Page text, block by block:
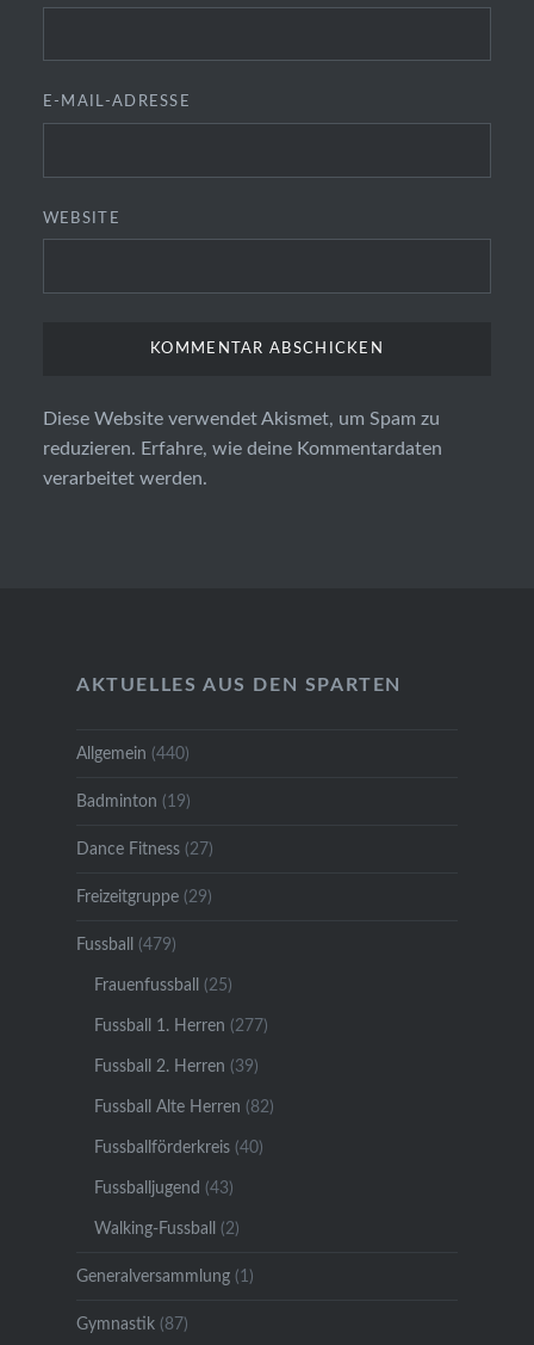
E-MAIL-ADRESSE
WEBSITE
Diese Website verwendet Akismet, um Spam zu
reduzieren. Erfahre, wie deine Kommentardaten
verarbeitet werden.
AKTUELLES AUS DEN SPARTEN
Allgemein (440)
Badminton (19)
Dance Fitness(27)
Freizeitgruppe(29)
Fussball (479)
Frauenfussball (25)
Fussball 1. Herren (277)
Fussball 2. Herren (39)
Fussball Alte Herren (82)
Fussballförderkreis(40)
Fussballjugend (43)
Walking-Fussball (2)
Generalversammlung(1)
Gymnastik(87)